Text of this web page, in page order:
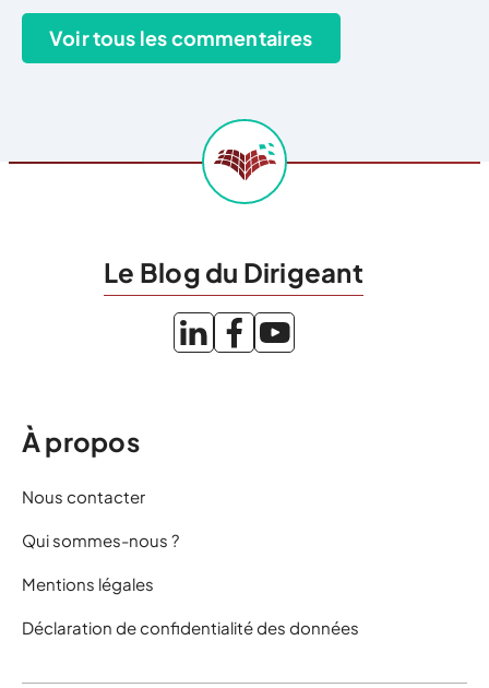
Le Blog du Dirigeant
À propos
Nous contacter
Qui sommes-nous ?
Mentions légales
Déclaration de confidentialité des données